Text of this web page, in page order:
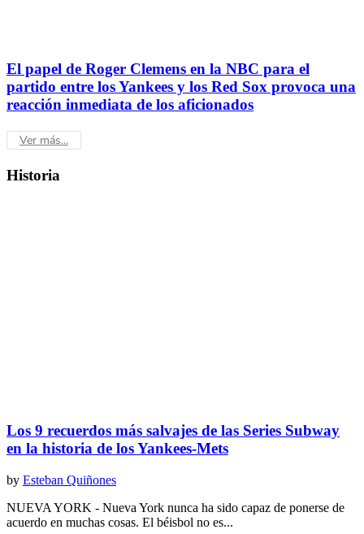
El papel de Roger Clemens en la NBC para el
partido entre los Yankees y los Red Sox provoca una
reacción inmediata de los aficionados
Ver más...
Historia
Los 9 recuerdos más salvajes de las Series Subway
en la historia de los Yankees-Mets
by Esteban Quiñones
NUEVA YORK - Nueva York nunca ha sido capaz de ponerse de
acuerdo en muchas cosas. El béisbol no es...